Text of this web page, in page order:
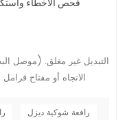
الاتجاه أو مفتاح
رافعة شوكية ديزل